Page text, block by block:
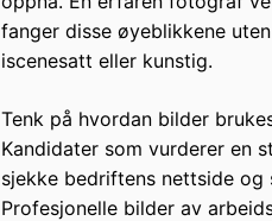
fanger disse øyeblikkene
iscenesatt eller kunstig.
Tenk på hvordan bilder
Kandidater som vurderer en
sjekke bedriftens nettside og
Profesjonelle bilder av